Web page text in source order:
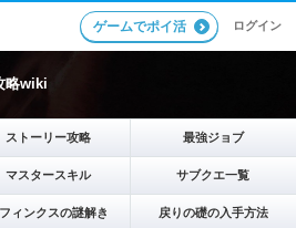
ゲームでポイ活 ログイン
略wiki
ストーリー攻略 最強ジョブ
マスタースキル サブクエ一覧
ィンクスの謎解き 戻りの礎の入手方法